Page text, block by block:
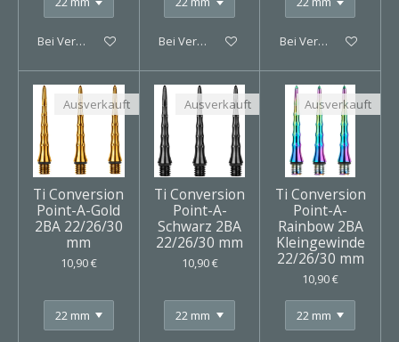
Bei Verfügbarkeit benachrichtigenBei Verfügbarkeit benachrichtigen
Bei Verfügbarkeit
Ausverkauft
Ti Conversion
Point-A-Gold
2BA 22/26/30
mm
10,90 €
Ausverkauft
Ti Conversion
Point-A-
Schwarz 2BA
22/26/30 mm
10,90 €
Ausverkauft
Ti Conversion
Point-A-
Rainbow 2BA
Kleingewinde
22/26/30 mm
10,90 €